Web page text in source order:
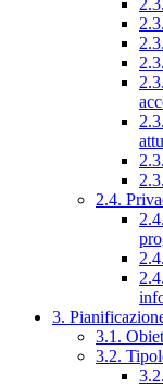
2.4.
3.
3.1.
3.2.